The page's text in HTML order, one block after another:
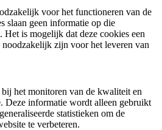
voor het functioneren van de
slaan geen informatie op die
is mogelijk dat deze cookies een
zijn voor het leveren van
het monitoren van de kwaliteit en
Deze informatie wordt alleen gebruikt
statistieken om de
te verbeteren.